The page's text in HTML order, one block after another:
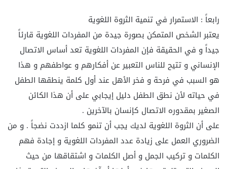
رابعاً : الاستمرار في تنمية الثروة اللغوية
يعتبر الشخص المتمكن بصورة جيدة من المفردات اللغوية قارئاً
جيداً و في الحقيقة فإن المفردات اللغوية تعد أساس الاتصال
الإنساني و تتيح للناس التعبير عن أفكارهم و عواطفهم و هذا
هو السبب في فرحة و فخر الأهل عند أول كلمة ينطقها الطفل
في حياته لأن نطق الطفل دليل إيجابي على أن هذا الكائن
الصغير بمقدوره الاتصال كإنسان بالآخرين .
على أن الثروة اللغوية لديك يجب أن تنمو كلما ازددت نضجاً . و من
الضروري العمل على زيادة عدد المفردات اللغوية و إجادة فهم
الكلمات و تركيب الجمل و أصل الكلمات و اشتقاقها من حيث